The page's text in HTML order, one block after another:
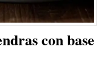
con base